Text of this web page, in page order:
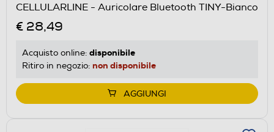
CELLULARLINE - Auricolare Bluetooth TINY-Bianco
€ 28,49
Acquisto online: disponibile
Ritiro in negozio: non disponibile
AGGIUNGI